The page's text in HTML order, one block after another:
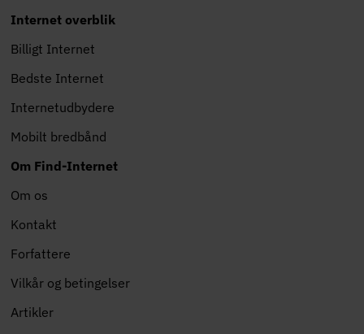
Internet overblik
Billigt Internet
Bedste Internet
Internetudbydere
Mobilt bredbånd
Om Find-Internet
Om os
Kontakt
Forfattere
Vilkår og betingelser
Artikler